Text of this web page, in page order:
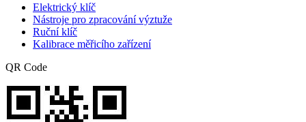
Elektrický klíč
Nástroje pro zpracování výztuže
Ruční klíč
Kalibrace měřicího zařízení
QR Code